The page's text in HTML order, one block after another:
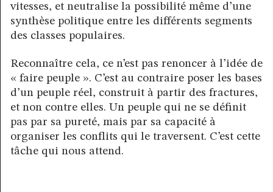
vitesses, et neutralise la possibilité même d’une
synthèse politique entre les différents segments
des classes populaires.
Reconnaître cela, ce n’est pas renoncer à l’idée de
« faire peuple ». C’est au contraire poser les bases
d’un peuple réel, construit à partir des fractures,
et non contre elles. Un peuple qui ne se définit
pas par sa pureté, mais par sa capacité à
organiser les conflits qui le traversent. C’est cette
tâche qui nous attend.